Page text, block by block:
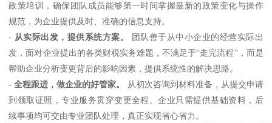
政策培训，确保团队成员能够第一时间掌握最新的政策变化与操作
规范，为企业提供及时、准确的信息支持。
- 从实际出发，提供系统方案。
团队善于从中小企业的经营实际出
发，面对企业提出的各类财税实务难题，不满足于“走完流程”，而是
帮助企业分析变更背后的影响因素，提供系统性的解决思路。
-全程跟进，做企业的好管家。
从初次咨询到材料准备，从提交申请
到领取证照，专业服务贯穿变更全程。企业只需提供基础资料，后
续事项均可交由专业团队处理，真正实现省心省力。